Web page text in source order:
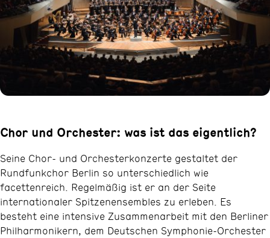
Chor und Orchester: was ist das eigentlich?
Seine Chor- und Orchesterkonzerte gestaltet der
Rundfunkchor Berlin so unterschiedlich wie
facettenreich. Regelmäßig ist er an der Seite
internationaler Spitzenensembles zu erleben. Es
besteht eine intensive Zusammenarbeit mit den Berliner
Philharmonikern, dem Deutschen Symphonie-Orchester